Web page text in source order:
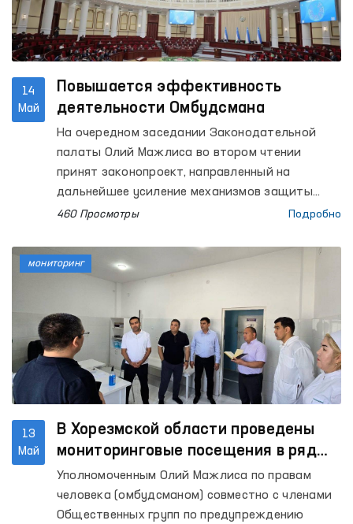
дом-интернат «Мурувват» для лиц с
инвалидностью (Кургантепинский район),
мужской дом-интернат «Мурувват» для лиц с
район) и женский дом-интернат «Мурувват»
для лиц с инвалидностью «Чуама»
(Избасканский район); Республиканский
специализированный научно-практический
центр наркологии в Джалакудукском районе,
а также Специальный приёмник для лиц,
Андижанской области (Специальный
14
Май
Повышается эффективность
деятельности Омбудсмана
На очередном заседании Законодательной
палаты Олий Мажлиса во втором чтении
принят законопроект, направленный на
дальнейшее усиление механизмов защиты
прав человека.
460 Просмотры Подробно
13
Май
В Хорезмской области проведены
мониторинговые посещения в ряд
закрытые учреждения
Уполномоченным Олий Мажлиса по правам
человека (омбудсманом) совместно с членами
Общественных групп по предупреждению
мониторинг